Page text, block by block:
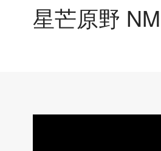
星芒原野